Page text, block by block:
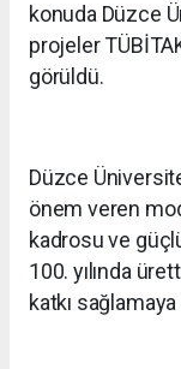
konuda Düzce
projeler
görüldü.
Düzce
önem veren
kadrosu ve
100. yılında
katkı